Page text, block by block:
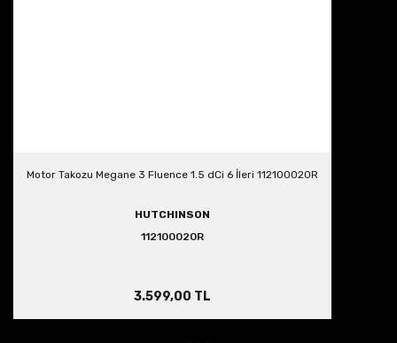
Motor Takozu Megane 3 Fluence 1.5 dCi 6 İleri 112100020R
HUTCHINSON
112100020R
3.599,00 TL